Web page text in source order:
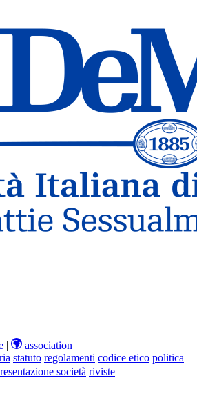
|
association
statuto regolamenti codice etico politica
società riviste